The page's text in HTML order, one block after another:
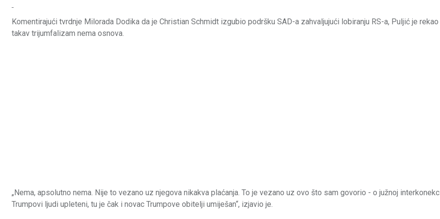
Komentirajući tvrdnje Milorada Dodika da je Christian Schmidt izgubio podršku SAD-a zahvaljujući lobiranju RS-a, Puljić je
takav trijumfalizam nema osnova.
„Nema, apsolutno nema. Nije to vezano uz njegova nikakva plaćanja. To je vezano uz ovo što sam govorio - o južnoj
Trumpovi ljudi upleteni, tu je čak i novac Trumpove obitelji umiješan“, izjavio je.